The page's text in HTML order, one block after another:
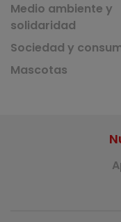
Medio ambiente y
solidaridad
Sociedad y
Mascotas